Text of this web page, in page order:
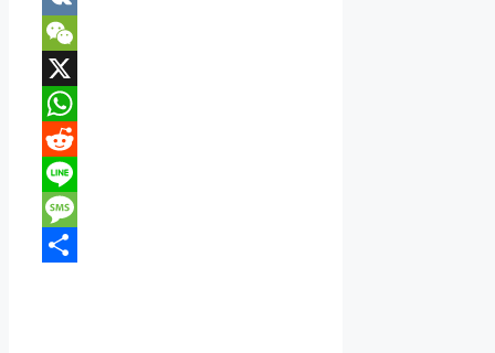
VK
WeChat
X
WhatsApp
Reddit
Line
Message